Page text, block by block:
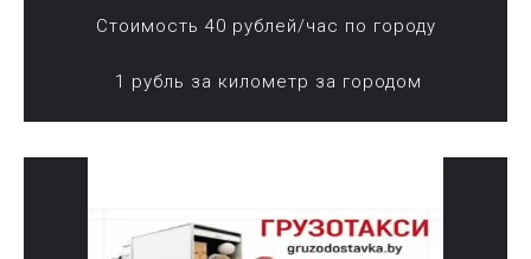
Стоимость 40 рублей/час по городу
1 рубль за километр за городом